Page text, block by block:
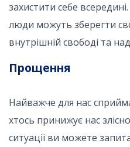
захистити себе
люди можуть зберегти
внутрішній свободі та
Прощення
Найважче для нас
хтось принижує нас
ситуації ви можете